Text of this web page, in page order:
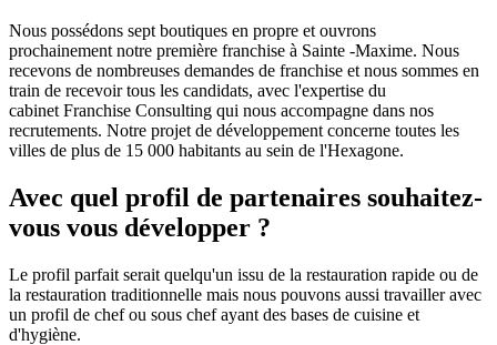
Nous possédons sept boutiques en propre et ouvrons
prochainement notre première franchise à Sainte -Maxime. Nous
recevons de nombreuses demandes de franchise et nous sommes en
train de recevoir tous les candidats, avec l'expertise du
cabinet Franchise Consulting qui nous accompagne dans nos
recrutements. Notre projet de développement concerne toutes les
villes de plus de 15 000 habitants au sein de l'Hexagone.
Avec quel profil de partenaires souhaitez-
vous vous développer ?
Le profil parfait serait quelqu'un issu de la restauration rapide ou de
la restauration traditionnelle mais nous pouvons aussi travailler avec
un profil de chef ou sous chef ayant des bases de cuisine et
d'hygiène.